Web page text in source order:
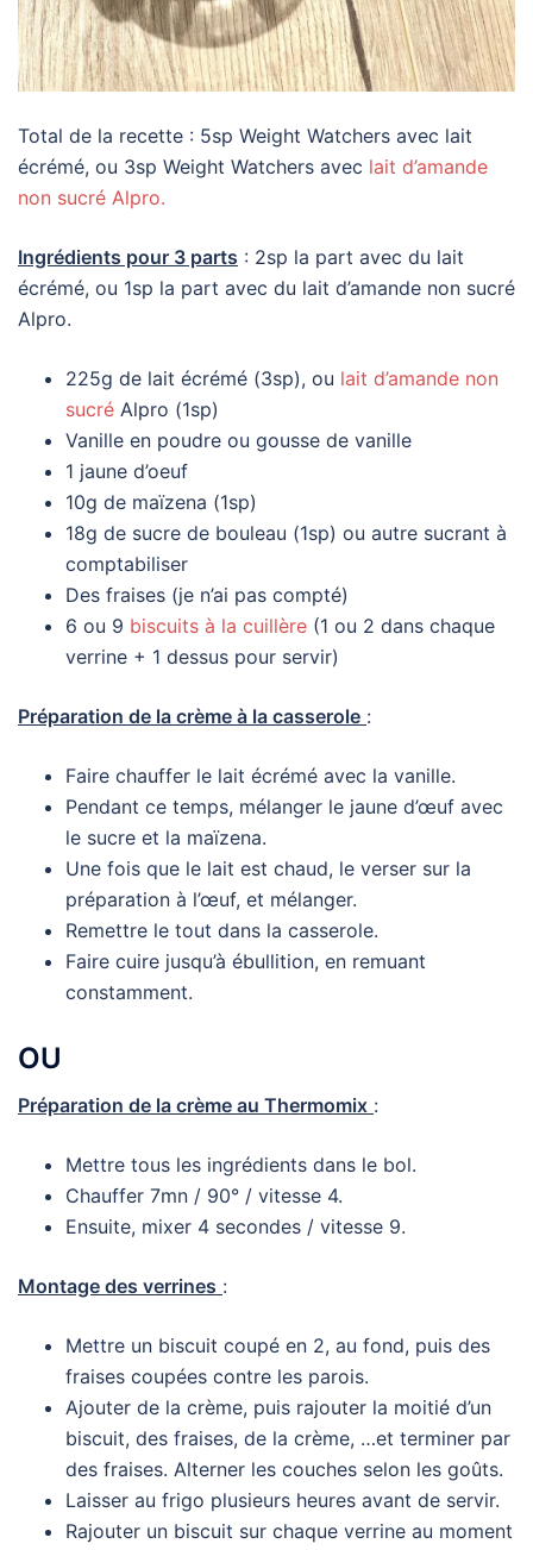
Total de la recette : 5sp Weight Watchers avec lait
écrémé, ou 3sp Weight Watchers avec lait d’amande
non sucré Alpro.
Ingrédients pour 3 parts : 2sp la part avec du lait
écrémé, ou 1sp la part avec du lait d’amande non sucré
Alpro.
225g de lait écrémé (3sp), ou lait d’amande non
sucré Alpro (1sp)
Vanille en poudre ou gousse de vanille
1 jaune d’oeuf
10g de maïzena (1sp)
18g de sucre de bouleau (1sp) ou autre sucrant à
comptabiliser
Des fraises (je n’ai pas compté)
6 ou 9 biscuits à la cuillère (1 ou 2 dans chaque
verrine + 1 dessus pour servir)
Préparation de la crème à la casserole :
Faire chauffer le lait écrémé avec la vanille.
Pendant ce temps, mélanger le jaune d’œuf avec
le sucre et la maïzena.
Une fois que le lait est chaud, le verser sur la
préparation à l’œuf, et mélanger.
Remettre le tout dans la casserole.
Faire cuire jusqu’à ébullition, en remuant
constamment.
OU
Préparation de la crème au Thermomix :
Mettre tous les ingrédients dans le bol.
Chauffer 7mn / 90° / vitesse 4.
Ensuite, mixer 4 secondes / vitesse 9.
Montage des verrines :
Mettre un biscuit coupé en 2, au fond, puis des
fraises coupées contre les parois.
Ajouter de la crème, puis rajouter la moitié d’un
biscuit, des fraises, de la crème, …et terminer par
des fraises. Alterner les couches selon les goûts.
Laisser au frigo plusieurs heures avant de servir.
Rajouter un biscuit sur chaque verrine au moment